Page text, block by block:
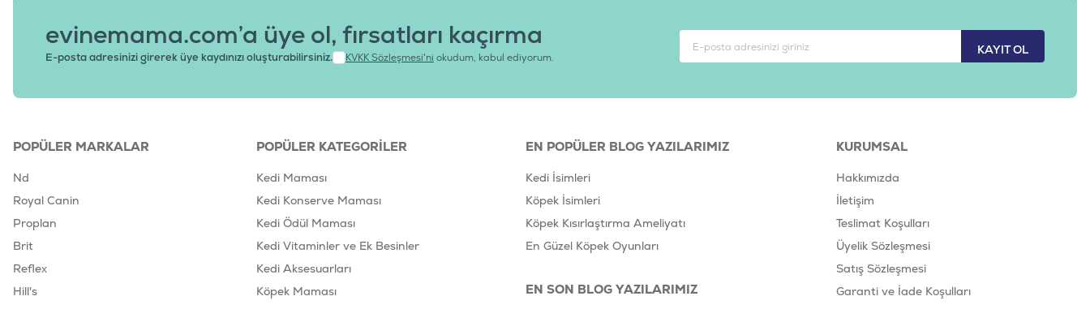
KAYIT OL
evinemama.com’a üye ol, fırsatları kaçırma
E-posta adresinizi girerek üye kaydınızı oluşturabilirsiniz. KVKK Sözleşmesi'ni okudum, kabul ediyorum.
POPÜLER MARKALAR
Nd
Royal Canin
Proplan
Brit
Reflex
Hill's
POPÜLER KATEGORILER
Kedi Maması
Kedi Konserve Maması
Kedi Ödül Maması
Kedi Vitaminler ve Ek Besinler
Kedi Aksesuarları
Köpek Maması
EN POPÜLER BLOG YAZILARIMIZ
Kedi İsimleri
Köpek İsimleri
Köpek Kısırlaştırma Ameliyatı
En Güzel Köpek Oyunları
EN SON BLOG YAZILARIMIZ
KURUMSAL
Hakkımızda
İletişim
Teslimat Koşulları
Üyelik Sözleşmesi
Satış Sözleşmesi
Garanti ve İade Koşulları